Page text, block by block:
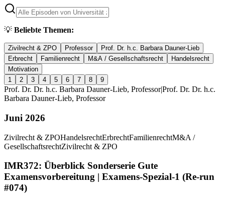
💡 Beliebte Themen:
Zivilrecht & ZPO Professor
Prof. Dr. h.c. Barbara Dauner-Lieb
Erbrecht
Familienrecht M&A / Gesellschaftsrecht
Handelsrecht
Motivation
1
2 3 4 5 6 7 8 9
Prof. Dr. Dr. h.c. Barbara Dauner-Lieb, Professor|Prof. Dr. Dr. h.c.
Barbara Dauner-Lieb, Professor
Juni 2026
Zivilrecht & ZPOHandelsrechtErbrechtFamilienrechtM&A /
GesellschaftsrechtZivilrecht & ZPO
IMR372: Überblick Sonderserie Gute
Examensvorbereitung | Examens-Spezial-1 (Re-run
#074)